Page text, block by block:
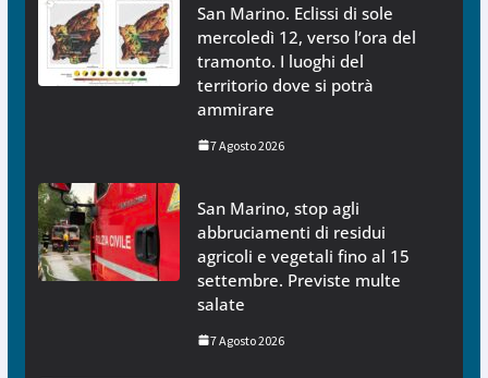
San Marino. Eclissi di sole
mercoledì 12, verso l’ora del
tramonto. I luoghi del
territorio dove si potrà
ammirare
7 Agosto 2026
San Marino, stop agli
abbruciamenti di residui
agricoli e vegetali fino al 15
settembre. Previste multe
salate
7 Agosto 2026